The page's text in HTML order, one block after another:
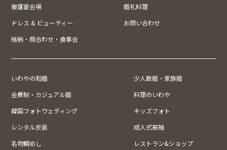
披露宴会場
婚礼料理
ドレス & ビューティー
お問い合わせ
結納・顔合わせ・食事会
いわやの和婚
少人数婚・家族婚
会費制・カジュアル婚
料理のいわや
韓国フォトウェディング
キッズフォト
レンタル衣装
成人式振袖
名物鯛めし
レストラン&ショップ